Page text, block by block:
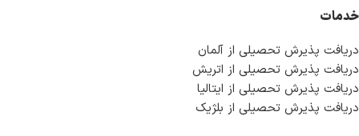
خدمات
دریافت پذیرش تحصیلی از آلمان
دریافت پذیرش تحصیلی از اتریش
دریافت پذیرش تحصیلی از ایتالیا
دریافت پذیرش تحصیلی از بلژیک